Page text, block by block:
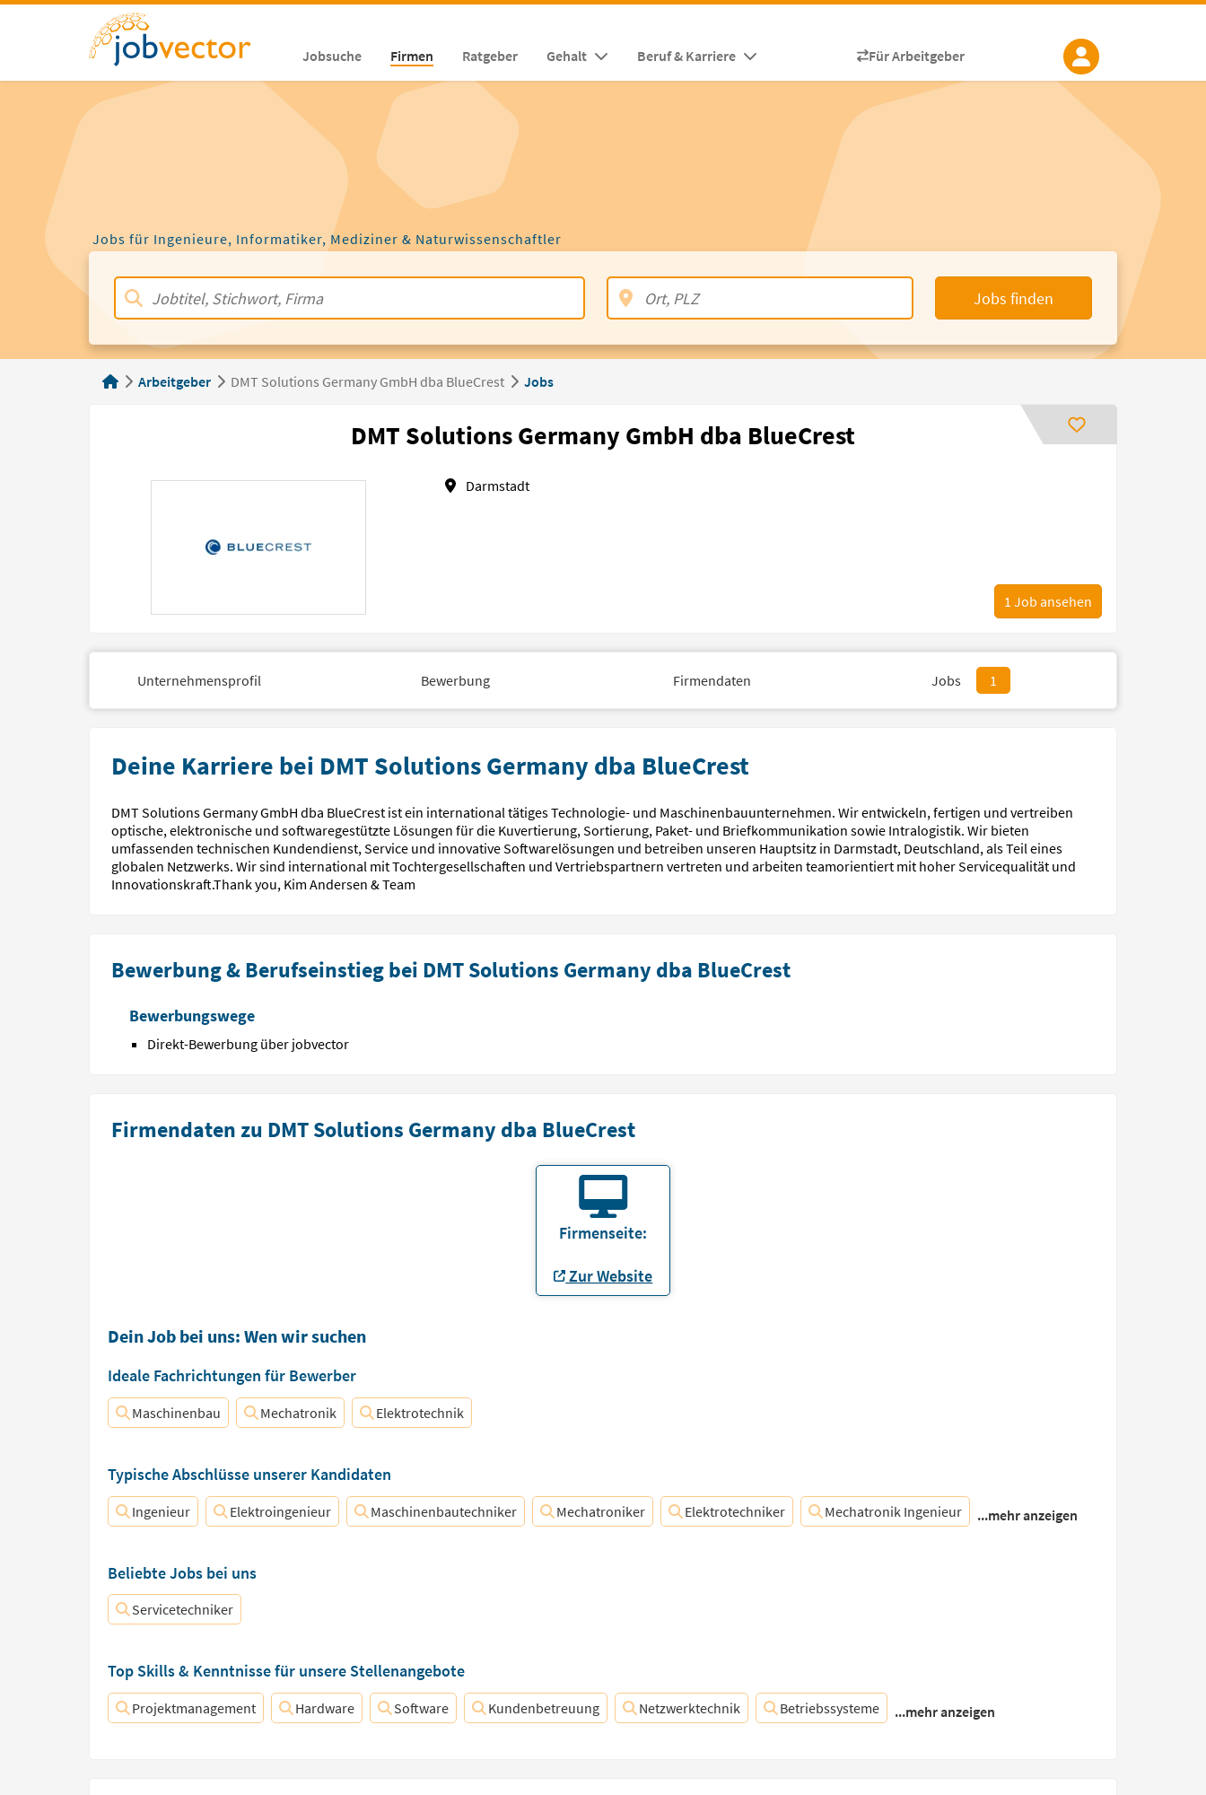
Jobsuche Firmen Ratgeber Gehalt Beruf & Karriere Für Arbeitgeber
Jobs für Ingenieure, Informatiker, Mediziner & Naturwissenschaftler
Jobs finden
Arbeitgeber DMT Solutions Germany GmbH dba BlueCrest Jobs
DMT Solutions Germany GmbH dba BlueCrest
Darmstadt
1 Job ansehen
Unternehmensprofil Bewerbung Firmendaten Jobs 1
Deine Karriere bei DMT Solutions Germany dba BlueCrest
DMT Solutions Germany GmbH dba BlueCrest ist ein international tätiges Technologie- und Maschinenbauunternehmen. Wir entwickeln, fertigen und vertreiben
optische, elektronische und softwaregestützte Lösungen für die Kuvertierung, Sortierung, Paket- und Briefkommunikation sowie Intralogistik. Wir bieten
umfassenden technischen Kundendienst, Service und innovative Softwarelösungen und betreiben unseren Hauptsitz in Darmstadt, Deutschland, als Teil eines
globalen Netzwerks. Wir sind international mit Tochtergesellschaften und Vertriebspartnern vertreten und arbeiten teamorientiert mit hoher Servicequalität und
Innovationskraft.Thank you, Kim Andersen & Team
Bewerbung & Berufseinstieg bei DMT Solutions Germany dba BlueCrest
Bewerbungswege
Direkt-Bewerbung über jobvector
Firmendaten zu DMT Solutions Germany dba BlueCrest
Firmenseite:
Zur Website
Dein Job bei uns: Wen wir suchen
Ideale Fachrichtungen für Bewerber
Maschinenbau Mechatronik Elektrotechnik
Typische Abschlüsse unserer Kandidaten
Ingenieur Elektroingenieur Maschinenbautechniker Mechatroniker Elektrotechniker Mechatronik Ingenieur ...mehr anzeigen
Beliebte Jobs bei uns
Servicetechniker
Top Skills & Kenntnisse für unsere Stellenangebote
Projektmanagement Hardware Software Kundenbetreuung Netzwerktechnik Betriebssysteme ...mehr anzeigen